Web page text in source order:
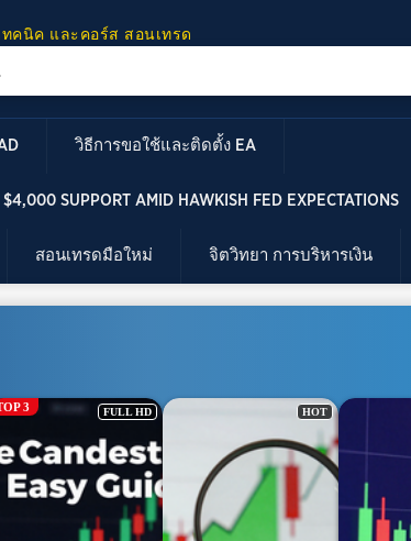
คนิค และคอร์ส สอนเทรด
วิธีการขอใช้และติดตั้ง EA
SUPPORT AMID HAWKISH FED EXPECTATIONS
สอนเทรดมือใหม่ จิตวิทยา การบริหารเงิน
3 FULL HD HOT